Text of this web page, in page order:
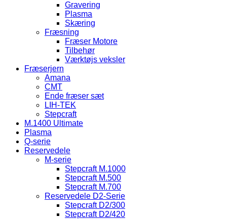
Gravering
Plasma
Skæring
Fræsning
Fræser Motore
Tilbehør
Værktøjs veksler
Fræserjern
Amana
CMT
Ende fræser sæt
LIH-TEK
Stepcraft
M.1400 Ultimate
Plasma
Q-serie
Reservedele
M-serie
Stepcraft M.1000
Stepcraft M.500
Stepcraft M.700
Reservedele D2-Serie
Stepcraft D2/300
Stepcraft D2/420